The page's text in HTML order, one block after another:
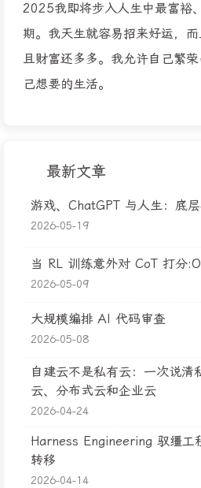
2025我即将步入人生中最富裕
期。我天生就容易招来好运，
且财富还多多。我允许自己繁
己想要的生活。
最新文章
游戏、ChatGPT 与人生：底
2026-05-19
当 RL 训练意外对 CoT 打分
2026-05-09
大规模编排 AI 代码审查
2026-05-08
自建云不是私有云：一次说清
云、分布式云和企业云
2026-04-24
Harness Engineering 驭缰工
转移
2026-04-14